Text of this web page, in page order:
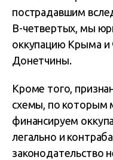
пострадавшим
В-четвертых, мы
оккупацию Крыма и
Донетчины.
Кроме того,
схемы, по которым
финансируем
легально и
законодательство